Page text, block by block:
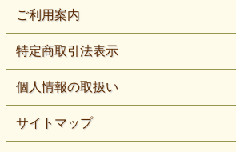
ご利用案内
特定商取引法表示
個人情報の取扱い
サイトマップ